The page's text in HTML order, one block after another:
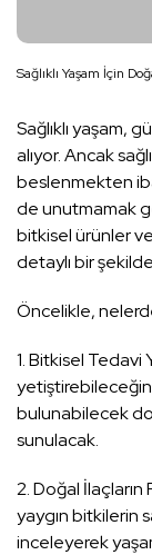
Sağlıklı Yaşam İçin
Sağlıklı yaşam,
alıyor. Ancak
beslenmekten
de unutmamak
bitkisel ürünler
detaylı bir
Öncelikle,
1. Bitkisel
bulunabilecek
sunulacak.
2. Doğal İlaçların
yaygın bitkilerin
inceleyerek